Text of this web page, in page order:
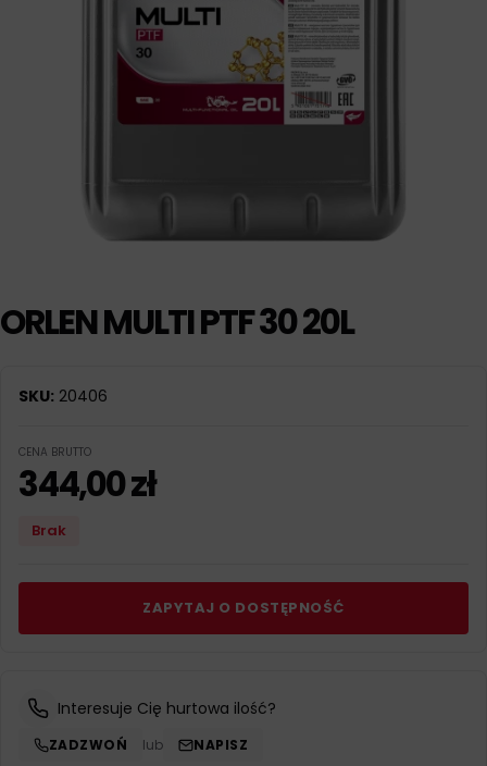
ORLEN MULTI PTF 30 20L
SKU: 20406
CENA BRUTTO
344,00zł
Brak
ZAPYTAJ O DOSTĘPNOŚĆ
Interesuje Cię hurtowa ilość?
ZADZWOŃ lub NAPISZ